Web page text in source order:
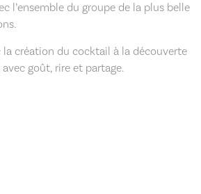
l’ensemble du groupe de la plus belle
création du cocktail à la découverte
goût, rire et partage.